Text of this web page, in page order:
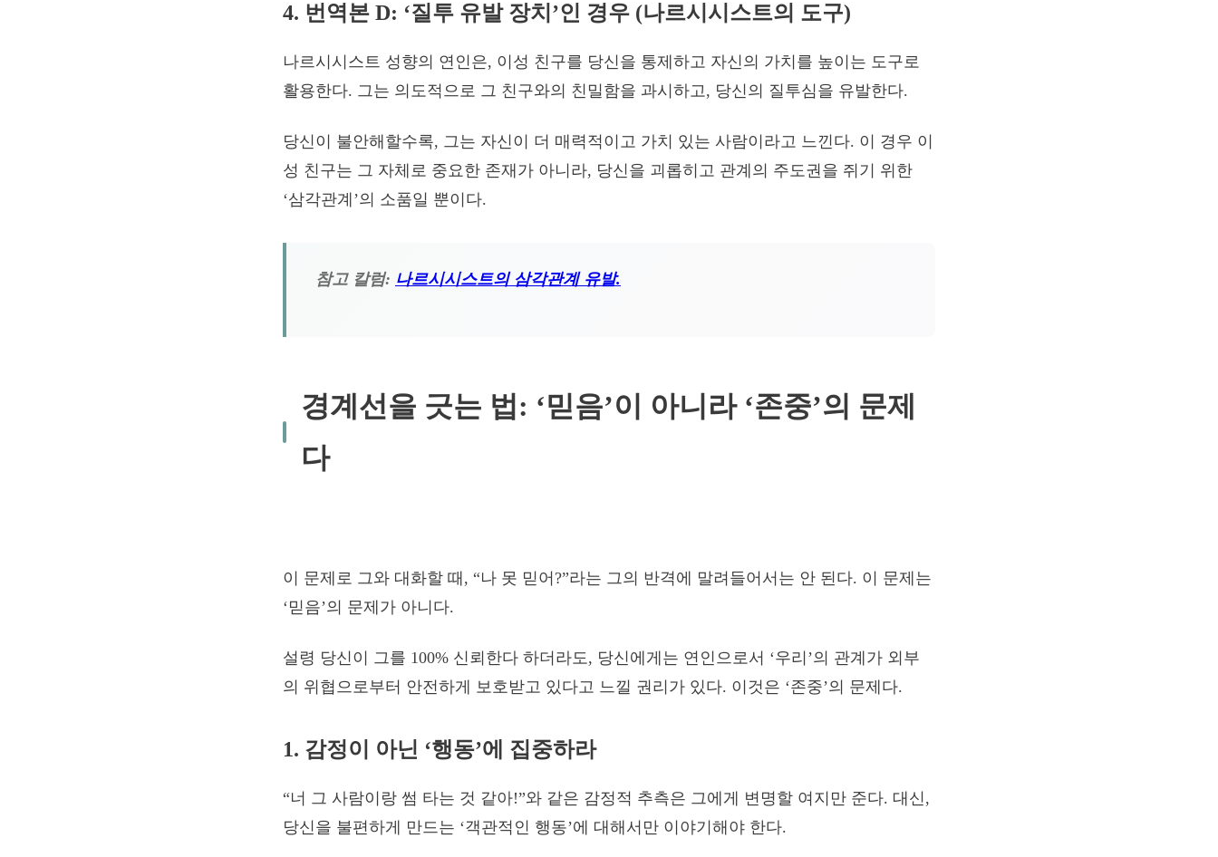
4. 번역본 D: ‘질투 유발 장치’인 경우 (나르시시스트의 도구)
나르시시스트 성향의 연인은, 이성 친구를 당신을 통제하고 자신의 가치를 높이는 도구로
활용한다. 그는 의도적으로 그 친구와의 친밀함을 과시하고, 당신의 질투심을 유발한다.
당신이 불안해할수록, 그는 자신이 더 매력적이고 가치 있는 사람이라고 느낀다. 이 경우 이
성 친구는 그 자체로 중요한 존재가 아니라, 당신을 괴롭히고 관계의 주도권을 쥐기 위한
‘삼각관계’의 소품일 뿐이다.
참고 칼럼: 나르시시스트의 삼각관계 유발.
경계선을 긋는 법: ‘믿음’이 아니라 ‘존중’의 문제
다
이 문제로 그와 대화할 때, “나 못 믿어?”라는 그의 반격에 말려들어서는 안 된다. 이 문제는
‘믿음’의 문제가 아니다.
설령 당신이 그를 100% 신뢰한다 하더라도, 당신에게는 연인으로서 ‘우리’의 관계가 외부
의 위협으로부터 안전하게 보호받고 있다고 느낄 권리가 있다. 이것은 ‘존중’의 문제다.
1. 감정이 아닌 ‘행동’에 집중하라
“너 그 사람이랑 썸 타는 것 같아!”와 같은 감정적 추측은 그에게 변명할 여지만 준다. 대신,
당신을 불편하게 만드는 ‘객관적인 행동’에 대해서만 이야기해야 한다.